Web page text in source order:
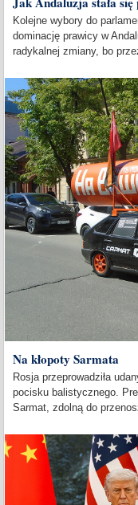
Kolejne wybory do
dominację prawicy w
radykalnej zmiany, bo
Na kłopoty Sarmata
Rosja przeprowadziła
pocisku balistycznego.
Sarmat, zdolną do